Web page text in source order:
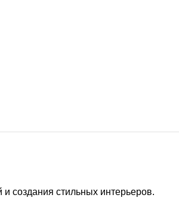
создания стильных интерьеров.